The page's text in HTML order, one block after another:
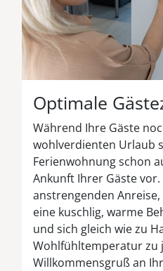
Optimale
Während Ihre Gäste
wohlverdienten Urlaub
Ferienwohnung schon
Ankunft Ihrer Gäste
anstrengenden
eine kuschlig, warme
und sich gleich wie zu
Wohlfühltemperatur zu
Willkommensgruß an